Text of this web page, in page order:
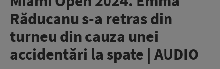
Răducanu s-a retras din
turneu din cauza unei
accidentări la spate | AUDIO